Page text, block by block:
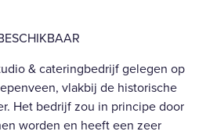
& cateringbedrijf gelegen op
vlakbij de historische
Het bedrijf zou in principe door
worden en heeft een zeer